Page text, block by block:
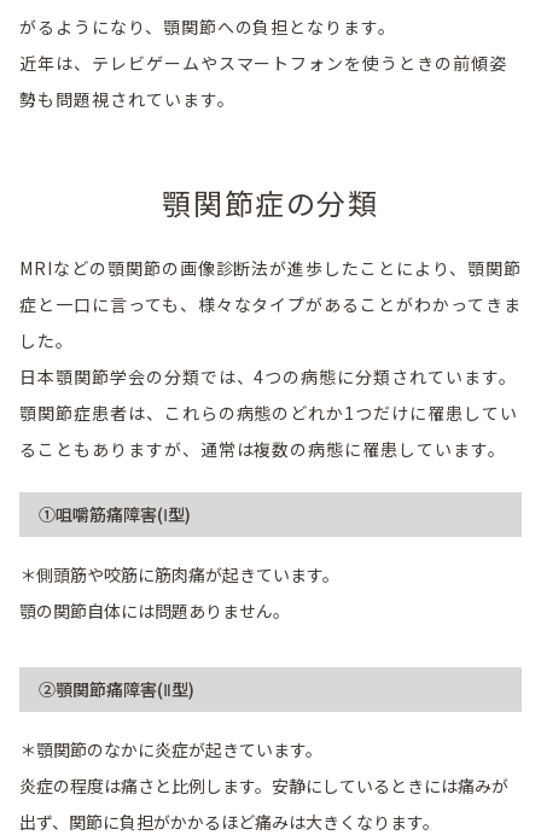
がるようになり、顎関節への負担となります。
近年は、テレビゲームやスマートフォンを使うときの前傾姿
勢も問題視されています。
顎関節症の分類
MRIなどの顎関節の画像診断法が進歩したことにより、顎関節
症と一口に言っても、様々なタイプがあることがわかってきま
した。
日本顎関節学会の分類では、4つの病態に分類されています。
顎関節症患者は、これらの病態のどれか1つだけに罹患してい
ることもありますが、通常は複数の病態に罹患しています。
①咀嚼筋痛障害(Ⅰ型)
＊側頭筋や咬筋に筋肉痛が起きています。
顎の関節自体には問題ありません。
②顎関節痛障害(Ⅱ型)
＊顎関節のなかに炎症が起きています。
炎症の程度は痛さと比例します。安静にしているときには痛みが
出ず、関節に負担がかかるほど痛みは大きくなります。